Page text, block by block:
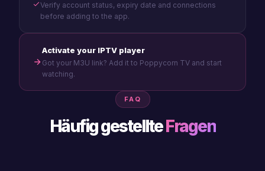
Verify account status, expiry date and connections
before adding to the app.
Activate your IPTV player
Got your M3U link? Add it to Poppycorn TV and start
watching.
FAQ
Häufig gestellteFragen